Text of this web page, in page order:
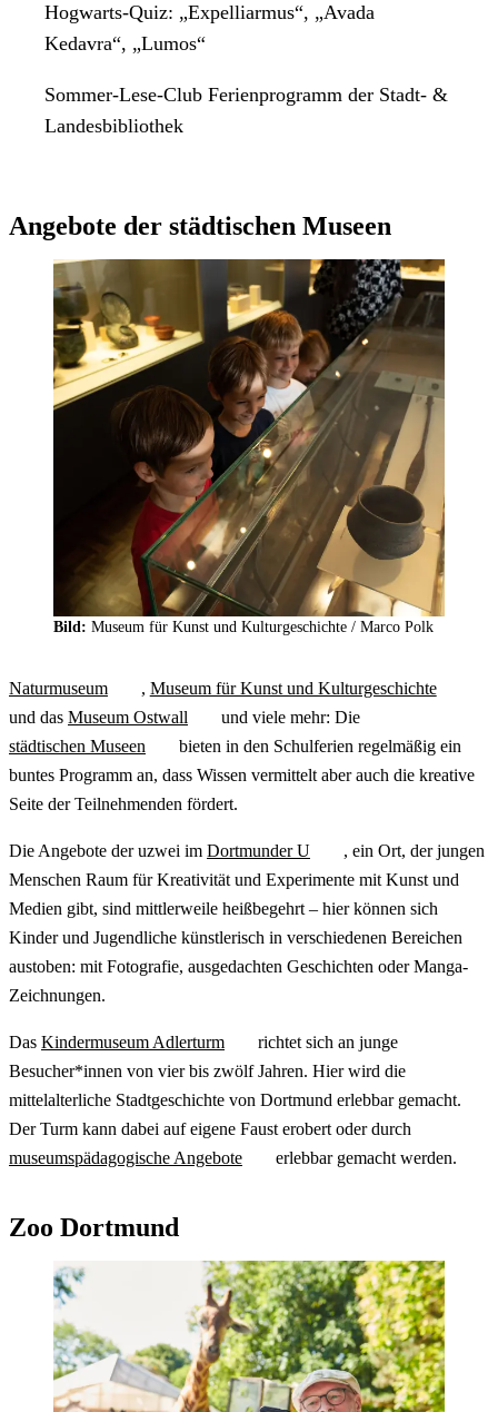
Hogwarts-Quiz: „Expelliarmus“, „Avada
Kedavra“, „Lumos“
Sommer-Lese-Club Ferienprogramm der Stadt- &
Landesbibliothek
Angebote der städtischen Museen
Bild: Museum für Kunst und Kulturgeschichte / Marco Polk
Naturmuseum , Museum für Kunst und Kulturgeschichte
und das Museum Ostwall
und viele mehr: Die
städtischen Museen
bieten in den Schulferien regelmäßig ein
buntes Programm an, dass Wissen vermittelt aber auch die kreative
Seite der Teilnehmenden fördert.
Die Angebote der uzwei im Dortmunder U
, ein Ort, der jungen
Menschen Raum für Kreativität und Experimente mit Kunst und
Medien gibt, sind mittlerweile heißbegehrt – hier können sich
Kinder und Jugendliche künstlerisch in verschiedenen Bereichen
austoben: mit Fotografie, ausgedachten Geschichten oder Manga-
Zeichnungen.
Das Kindermuseum Adlerturm
richtet sich an junge
Besucher*innen von vier bis zwölf Jahren. Hier wird die
mittelalterliche Stadtgeschichte von Dortmund erlebbar gemacht.
Der Turm kann dabei auf eigene Faust erobert oder durch
museumspädagogische Angebote
erlebbar gemacht werden.
Zoo Dortmund